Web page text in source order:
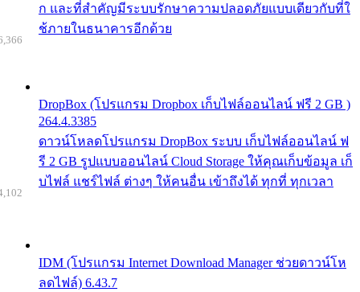
ก และที่สำคัญมีระบบรักษาความปลอดภัยแบบเดียวกับที่ใ
ช้ภายในธนาคารอีกด้วย
DropBox (โปรแกรม Dropbox เก็บไฟล์ออนไลน์ ฟรี 2 GB )
264.4.3385
ดาวน์โหลดโปรแกรม DropBox ระบบ เก็บไฟล์ออนไลน์ ฟ
รี 2 GB รูปแบบออนไลน์ Cloud Storage ให้คุณเก็บข้อมูล เก็
บไฟล์ แชร์ไฟล์ ต่างๆ ให้คนอื่น เข้าถึงได้ ทุกที่ ทุกเวลา
IDM (โปรแกรม Internet Download Manager ช่วยดาวน์โห
ลดไฟล์) 6.43.7